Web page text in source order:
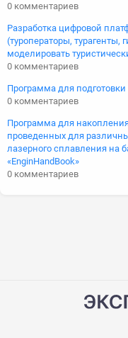
0 комментариев
Разработка цифровой
(туроператоры,
моделировать
0 комментариев
Программа для
0 комментариев
Программа для
проведенных для
лазерного сплавления на
«EnginHandBook»
0 комментариев